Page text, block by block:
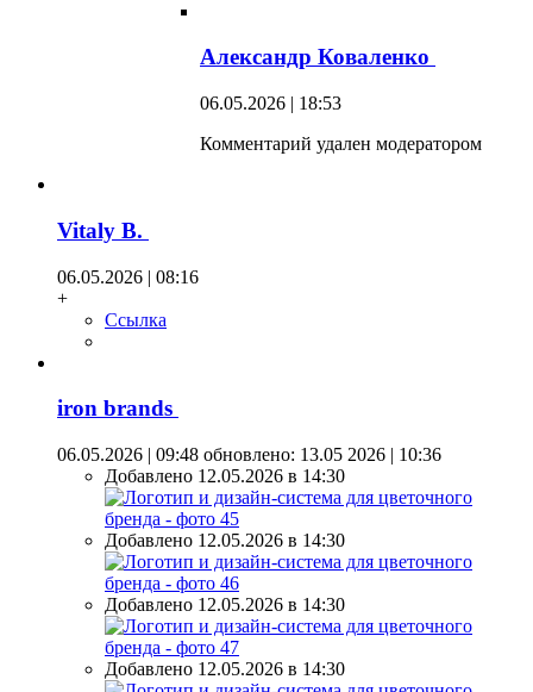
Александр Коваленко
06.05.2026 | 18:53
Комментарий удален модератором
Vitaly B.
06.05.2026 | 08:16
+
Ссылка
iron brands
06.05.2026 | 09:48 обновлено: 13.05 2026 | 10:36
Добавлено 12.05.2026 в 14:30
Добавлено 12.05.2026 в 14:30
Добавлено 12.05.2026 в 14:30
Добавлено 12.05.2026 в 14:30